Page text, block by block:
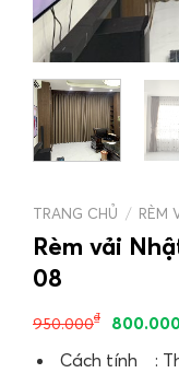
TRANG CHỦ / RÈM
Rèm vải
08
950.000₫
Cách tính :